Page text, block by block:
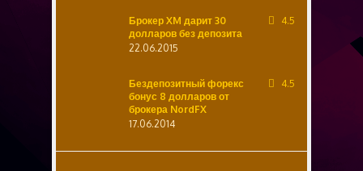
Брокер XM дарит 30
долларов без депозита
22.06.2015
4.5
Бездепозитный форекс
бонус 8 долларов от
брокера NordFX
17.06.2014
4.5